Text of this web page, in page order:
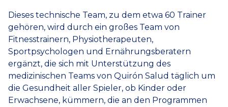
Dieses technische Team, zu dem etwa 60 Trainer
gehören, wird durch ein großes Team von
Fitnesstrainern, Physiotherapeuten,
Sportpsychologen und Ernährungsberatern
ergänzt, die sich mit Unterstützung des
medizinischen Teams von Quirón Salud täglich um
die Gesundheit aller Spieler, ob Kinder oder
Erwachsene, kümmern, die an den Programmen